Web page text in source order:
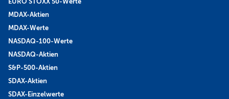
MDAX-Aktien
MDAX-Werte
NASDAQ-100-Werte
NASDAQ-Aktien
S&P-500-Aktien
SDAX-Aktien
SDAX-Einzelwerte